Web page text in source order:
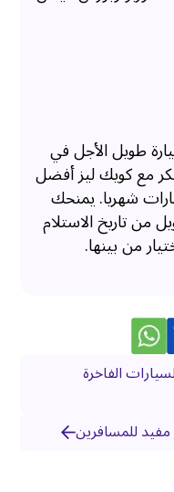
طويل الأجل في
مع كويك ليز أفضل
شهريا. يمنحك
تاريخ الاستلام
من بينها.
الفاخرة
للمسافرين